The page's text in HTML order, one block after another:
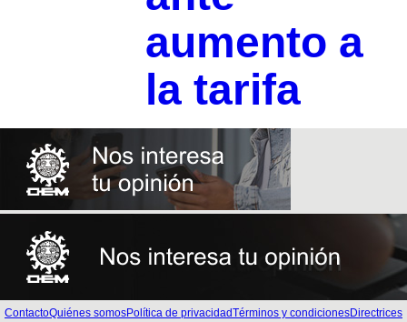
aumento a
la tarifa
ContactoQuiénes somosPolítica de privacidadTérminos y condicionesDirectrices